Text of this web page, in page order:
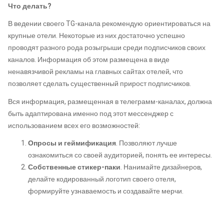
Что делать?
В ведении своего TG-канала рекомендую ориентироваться на
крупные отели. Некоторые из них достаточно успешно
проводят разного рода розыгрыши среди подписчиков своих
каналов. Информация об этом размещена в виде
ненавязчивой рекламы на главных сайтах отелей, что
позволяет сделать существенный прирост подписчиков.
Вся информация, размещенная в телеграмм-каналах, должна
быть адаптирована именно под этот мессенджер с
использованием всех его возможностей:
Опросы и геймификация. Позволяют лучше
ознакомиться со своей аудиторией, понять ее интересы.
Собственные стикер-паки. Нанимайте дизайнеров,
делайте кодированный логотип своего отеля,
формируйте узнаваемость и создавайте мерчи.